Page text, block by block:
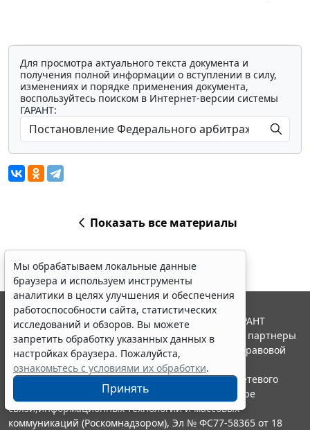
Для просмотра актуального текста документа и
получения полной информации о вступлении в силу,
изменениях и порядке применения документа,
воспользуйтесь поиском в Интернет-версии системы
ГАРАНТ:
Показать все материалы
Мы обрабатываем локальные данные
браузера и используем инструменты
аналитики в целях улучшения и обеспечения
работоспособности сайта, статистических
исследований и обзоров. Вы можете
запретить обработку указанных данных в
настройках браузера. Пожалуйста,
ознакомьтесь с условиями их обработки.
Принять
© ООО "НПП "ГАРАНТ-СЕРВИС", 2026. Система ГАРАНТ
выпускается с 1990 года. Компания "Гарант" и ее партнеры
являются участниками Российской ассоциации правовой
информации ГАРАНТ.
Портал ГАРАНТ.РУ зарегистрирован в качестве сетевого
издания Федеральной службой по надзору в сфере
связи,информационных технологий и массовых
коммуникаций (Роскомнадзором), Эл № ФС77-58365 от 18